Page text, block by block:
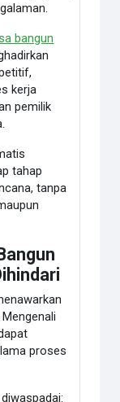
bangun
kerja
pemilik
tahap
tanpa
proses